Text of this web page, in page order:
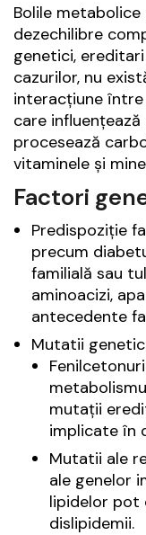
Bolile
dezechilibre
genetici,
cazurilor, nu
interacțiune
care
procesează
vitaminele și
Factori
Predispoziție
precum
familială sau
aminoacizi,
antecedente
Mutatii
mutații
implicate în
Mutatii ale
ale genelor
lipidelor pot
dislipidemii.